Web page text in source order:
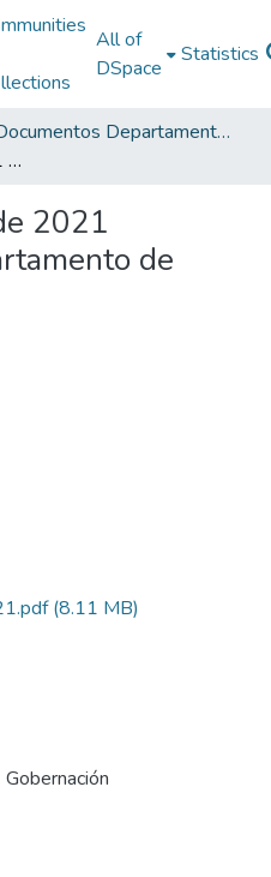
All of
DSpace
Statistics
Documentos Departamentales
Decreto No. 359 de 2021 presupuesto departamento de Guaviare
2021
de
(8.11 MB)